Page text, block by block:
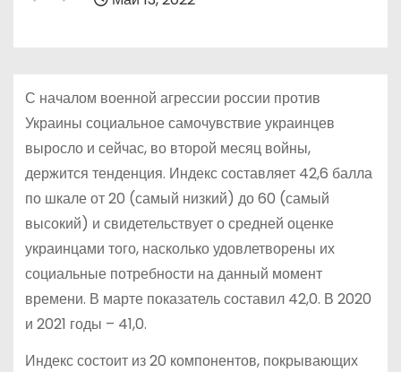
С началом военной агрессии россии против
Украины социальное самочувствие украинцев
выросло и сейчас, во второй месяц войны,
держится тенденция. Индекс составляет 42,6 балла
по шкале от 20 (самый низкий) до 60 (самый
высокий) и свидетельствует о средней оценке
украинцами того, насколько удовлетворены их
социальные потребности на данный момент
времени. В марте показатель составил 42,0. В 2020
и 2021 годы – 41,0.
Индекс состоит из 20 компонентов, покрывающих